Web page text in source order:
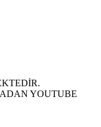
YOUTUBE